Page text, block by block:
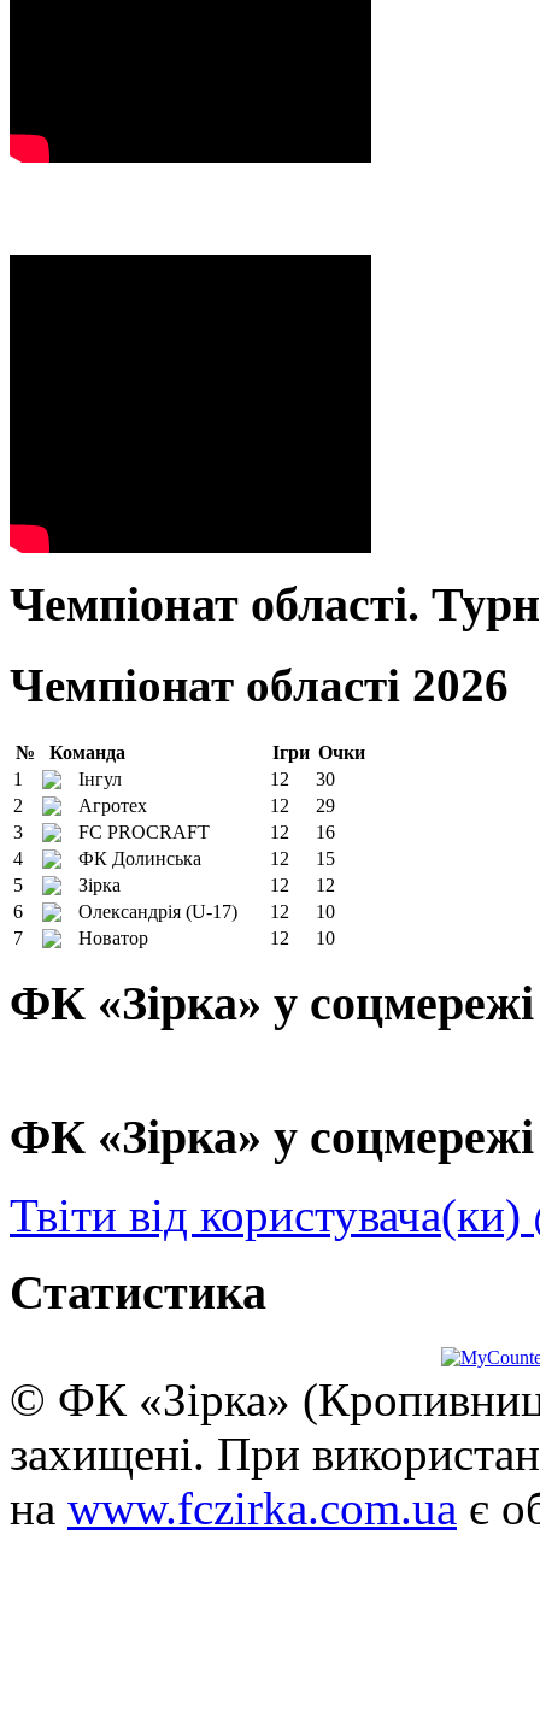
Чемпіонат області.
Чемпіонат області 2026
№ Команда Ігри Очки
1
Інгул 12
30
2
Агротех 12
29
3
FC PROCRAFT 12
16
4
ФК Долинська 12
15
5
Зірка 12
12
6
Олександрія (U-17) 12
10
7
Новатор 12 10
ФК «Зірка» у
ФК «Зірка» у
Твіти від
Статистика
© ФК «Зірка»
захищені. При
на www.fczirka.com.ua є